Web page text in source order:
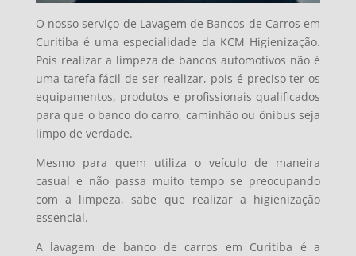
O nosso serviço de Lavagem de Bancos de Carros em
Curitiba é uma especialidade da KCM Higienização.
Pois realizar a limpeza de bancos automotivos não é
uma tarefa fácil de ser realizar, pois é preciso ter os
equipamentos, produtos e profissionais qualificados
para que o banco do carro, caminhão ou ônibus seja
limpo de verdade.
Mesmo para quem utiliza o veículo de maneira
casual e não passa muito tempo se preocupando
com a limpeza, sabe que realizar a higienização
essencial.
A lavagem de banco de carros em Curitiba é a